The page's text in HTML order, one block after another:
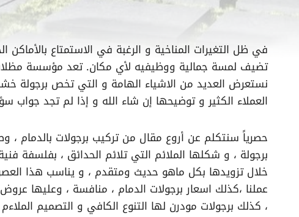
في ظل التغيرات المناخية و الرغبة في الاستمتاع
تضيف لمسة جمالية ووظيفيه لأي مكان. تعد مؤسسة
نستعرض العديد من الاشياء الهامة و التي تخص
العملاء الكثير و توضيحها إن شاء الله و إذا لم تجد
برجولة ، و شكلها الملائم التي تلائم الحدائق ، بفلسفة
خلال تزويدها بكل ماهو حديث ومتقدم ، و يناسب هذا
عملنا ،كذلك اسعار برجولات الدمام ، منافسة ،
، كذلك برجولات مودرن لها التنوع الكافي و التصميم